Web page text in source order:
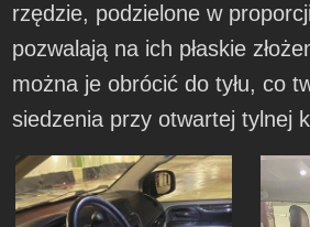
rzędzie, podzielone w
pozwalają na ich płaskie
można je obrócić do tyłu, co
siedzenia przy otwartej tylnej